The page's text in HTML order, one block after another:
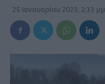
25 Ιανουαρίου 2023, 2:33 μμ